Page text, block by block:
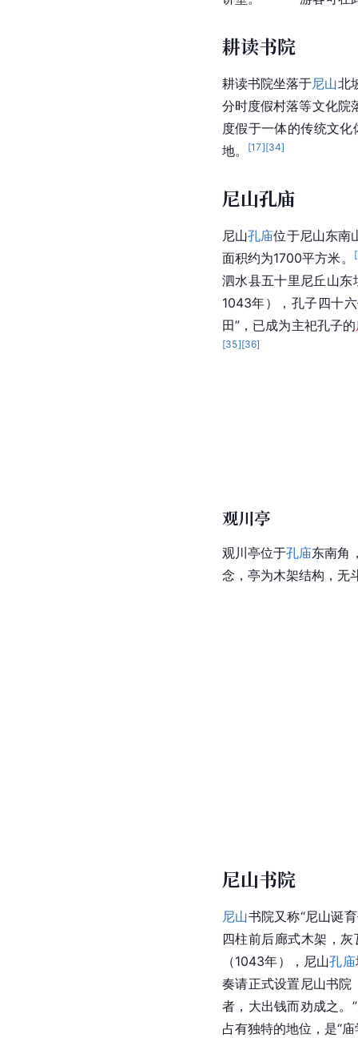
耕读书院
耕读书院坐落于尼山北
分时度假村落等文化院
度假于一体的传统文
地。
[17][34]
尼山孔庙
尼山孔庙位于尼山东南
面积约为1700平方米。
[
泗水县五十里尼丘山东
1043年），孔子四十
田”，已成为主祀孔子的
[35][36]
观川亭
观川亭位于孔庙东南角
念，亭为木架结构，无
尼山书院
尼山书院又称“尼山诞
四柱前后廊式木架，
（1043年），尼山孔庙
奏请正式设置 尼山书院
者，大出钱而劝成之。
占有独特的地位，是“